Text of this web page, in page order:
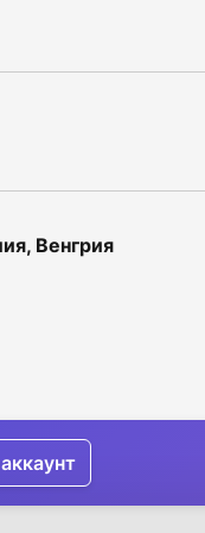
Венгрия